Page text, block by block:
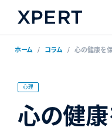
ホーム コラム
心理
心の健